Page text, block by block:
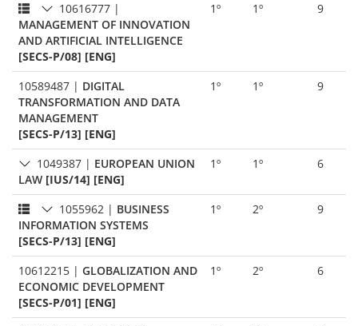
10616777 |
MANAGEMENT OF INNOVATION
AND ARTIFICIAL INTELLIGENCE
[SECS-P/08] [ENG]
1º 1º 9
10589487 | DIGITAL
TRANSFORMATION AND DATA
MANAGEMENT
[SECS-P/13] [ENG]
1º 1º 9
1049387 | EUROPEAN UNION
LAW [IUS/14] [ENG]
1º 1º 6
1055962 | BUSINESS
INFORMATION SYSTEMS
[SECS-P/13] [ENG]
1º 2º 9
10612215 | GLOBALIZATION AND
ECONOMIC DEVELOPMENT
[SECS-P/01] [ENG]
1º 2º 6